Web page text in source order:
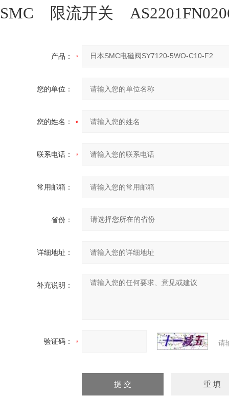
SMC 限流开关
产品：
您的单位：
您的姓名：
联系电话：
常用邮箱：
省份：
详细地址：
补充说明：
验证码： 请